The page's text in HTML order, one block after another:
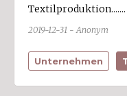
Hard (7)
Hittisau
Höchst (3)
Hörbranz (1)
Textilproduktion.......
2019-12-31 - Anonym
Unternehmen